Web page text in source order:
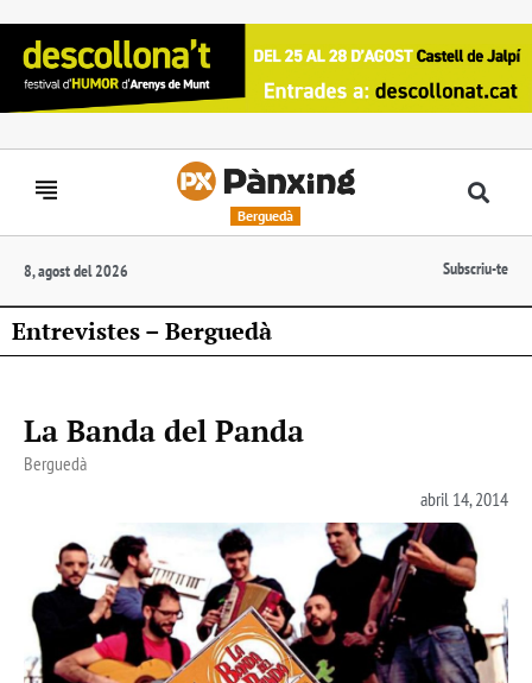
Berguedà
8, agost del 2026 Subscriu-te
Entrevistes – Berguedà
La Banda del Panda
Berguedà
abril 14, 2014